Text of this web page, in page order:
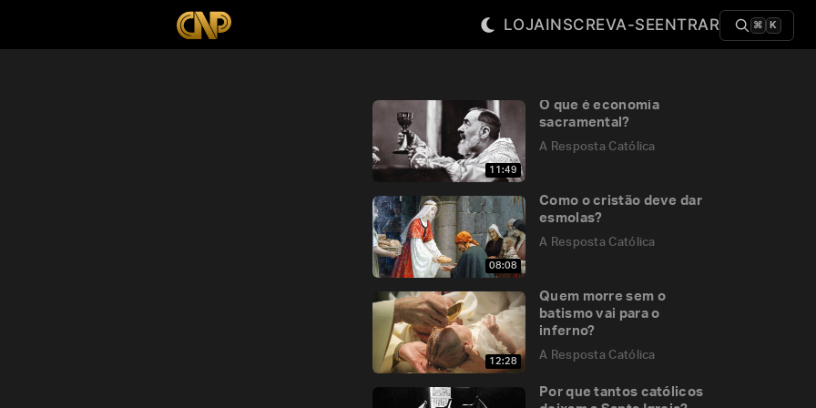
LOJAINSCREVA-SEENTRAR ⌘ K
11:49
O que é economia
sacramental?
A Resposta Católica
08:08
Como o cristão deve dar
esmolas?
A Resposta Católica
12:28
Quem morre sem o
batismo vai para o
inferno?
A Resposta Católica
Por que tantos católicos